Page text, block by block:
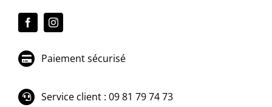
Paiement sécurisé
Service client : 09 81 79 74 73